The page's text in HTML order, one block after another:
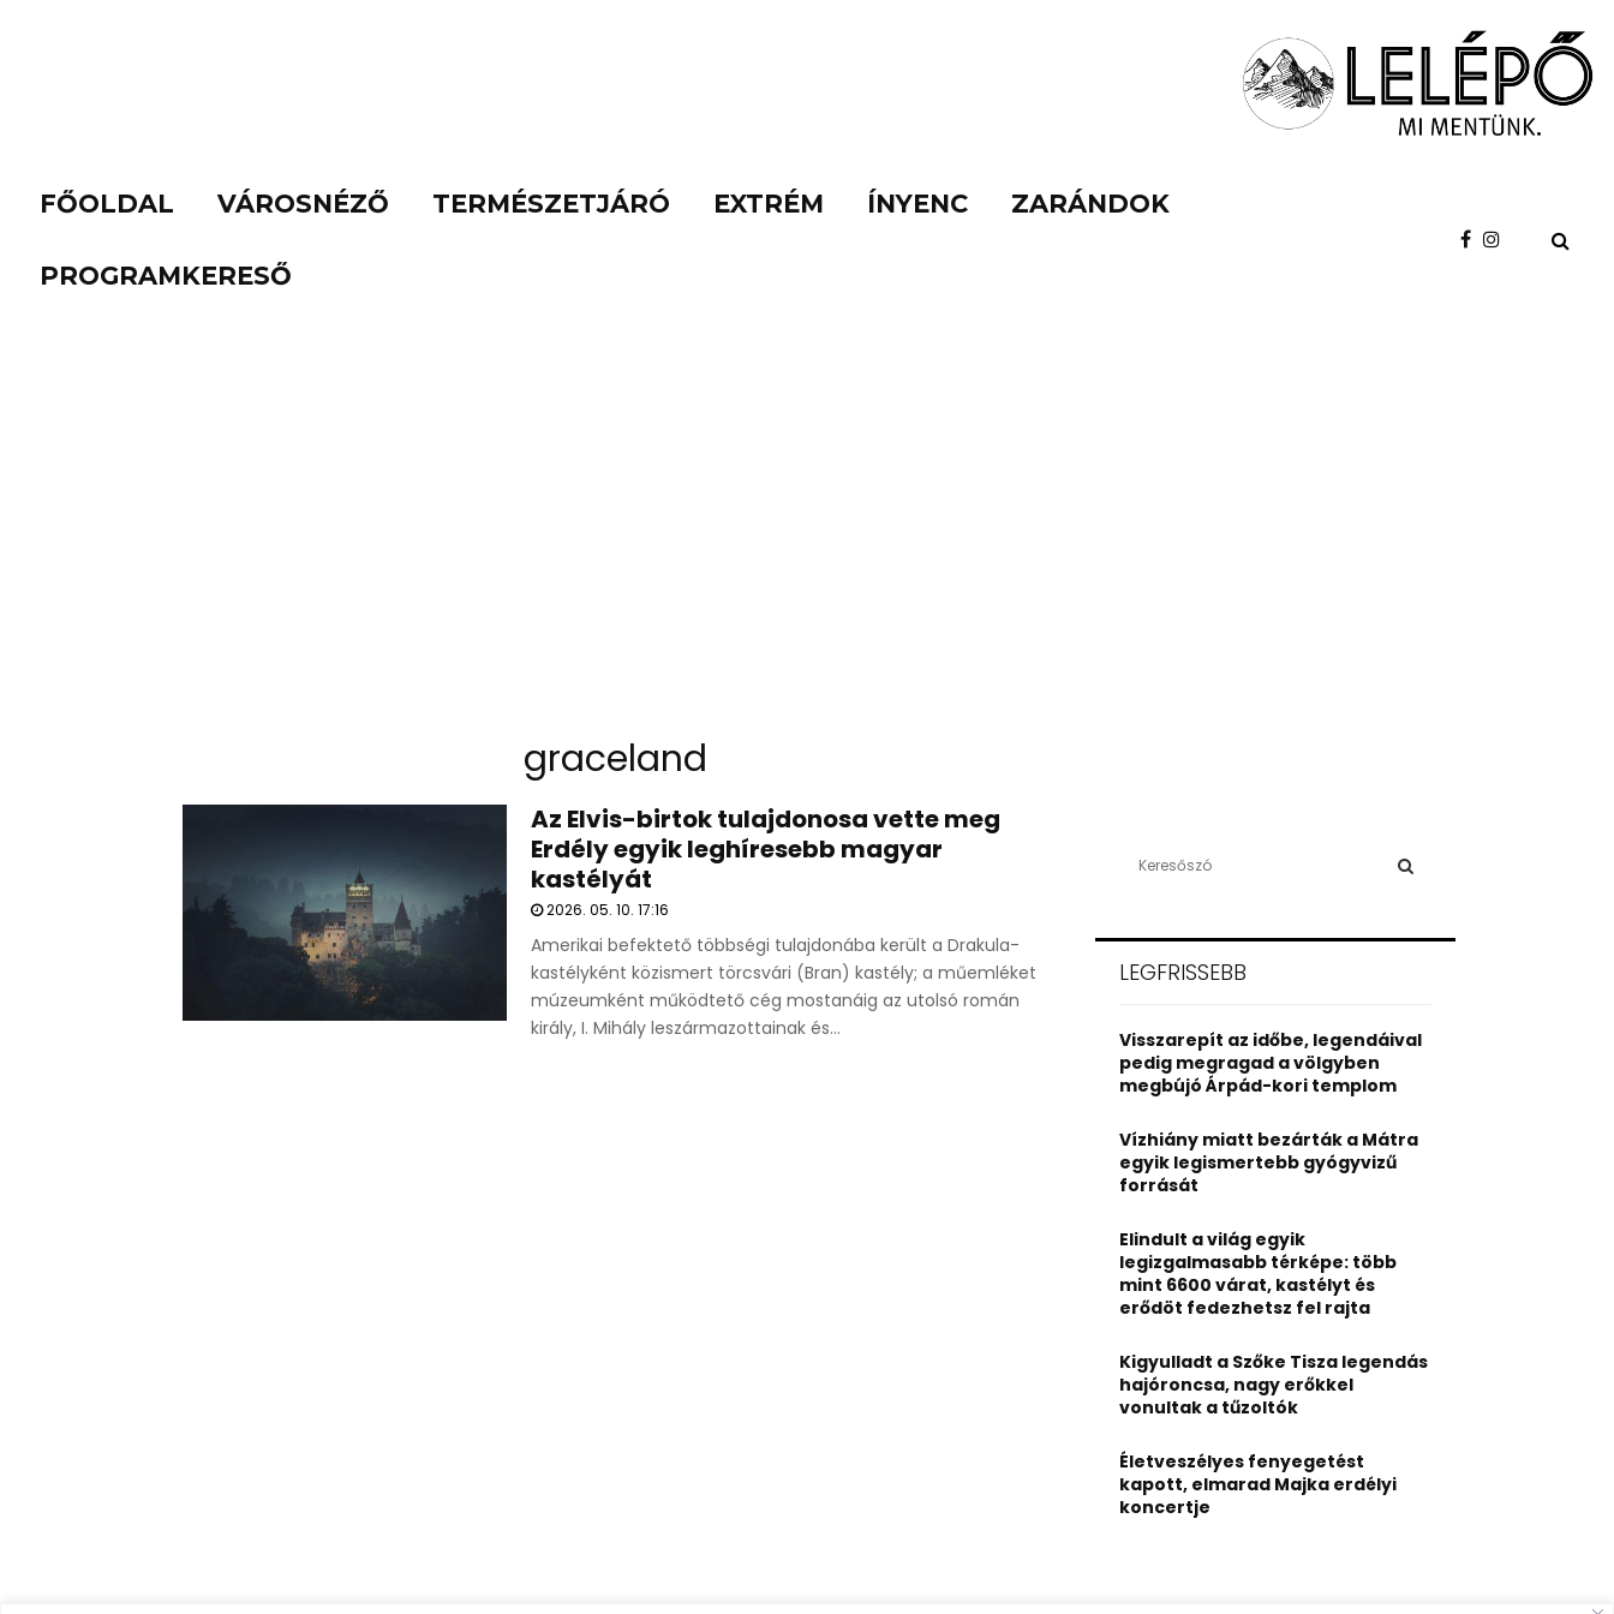
FŐOLDAL VÁROSNÉZŐ TERMÉSZETJÁRÓ EXTRÉM ÍNYENC ZARÁNDOK
PROGRAMKERESŐ
graceland
Az Elvis-birtok tulajdonosa vette meg
Erdély egyik leghíresebb magyar
kastélyát
2026. 05. 10. 17:16
Amerikai befektető többségi tulajdonába került a Drakula-
kastélyként közismert törcsvári (Bran) kastély; a műemléket
múzeumként működtető cég mostanáig az utolsó román
király, I. Mihály leszármazottainak és...
h
o
r
:
H
LEGFRISSEBB
Visszarepít az időbe, legendáival
pedig megragad a völgyben
megbújó Árpád-kori templom
Vízhiány miatt bezárták a Mátra
egyik legismertebb gyógyvizű
forrását
Elindult a világ egyik
legizgalmasabb térképe: több
mint 6600 várat, kastélyt és
erődöt fedezhetsz fel rajta
Kigyulladt a Szőke Tisza legendás
hajóroncsa, nagy erőkkel
vonultak a tűzoltók
Életveszélyes fenyegetést
kapott, elmarad Majka erdélyi
koncertje